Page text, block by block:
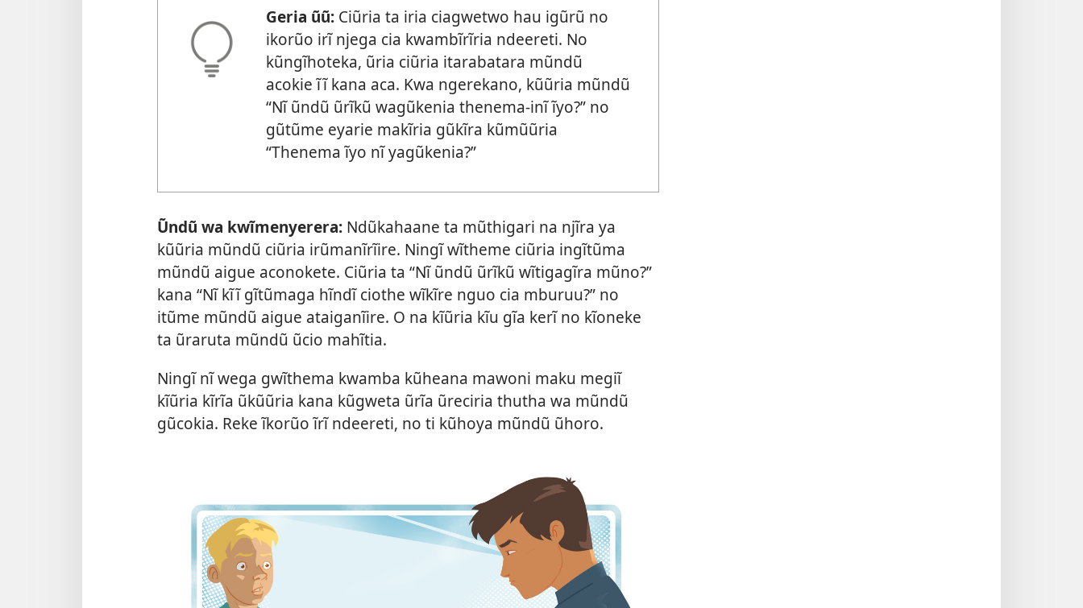
Geria ũũ:Ciũria ta iria ciagwetwo hau igũrũ no
ikorũo irĩ njega cia kwambĩrĩria ndeereti. No
kũngĩhoteka, ũria ciũria itarabatara mũndũ
acokie ĩĩ kana aca. Kwa ngerekano, kũũria mũndũ
“Nĩ ũndũ ũrĩkũ wagũkenia thenema-inĩ ĩyo?” no
gũtũme eyarie makĩria gũkĩra kũmũũria
“Thenema ĩyo nĩ yagũkenia?”
Ũndũ wa kwĩmenyerera:Ndũkahaane ta mũthigari na njĩra ya
kũũria mũndũ ciũria irũmanĩrĩire. Ningĩ wĩtheme ciũria ingĩtũma
mũndũ aigue aconokete. Ciũria ta “Nĩ ũndũ ũrĩkũ wĩtigagĩra mũno?”
kana “Nĩ kĩĩ gĩtũmaga hĩndĩ ciothe wĩkĩre nguo cia mburuu?” no
itũme mũndũ aigue ataiganĩire. O na kĩũria kĩu gĩa kerĩ no kĩoneke
ta ũraruta mũndũ ũcio mahĩtia.
Ningĩ nĩ wega gwĩthema kwamba kũheana mawoni maku megiĩ
kĩũria kĩrĩa ũkũũria kana kũgweta ũrĩa ũreciria thutha wa mũndũ
gũcokia. Reke ĩkorũo ĩrĩ ndeereti, no ti kũhoya mũndũ ũhoro.